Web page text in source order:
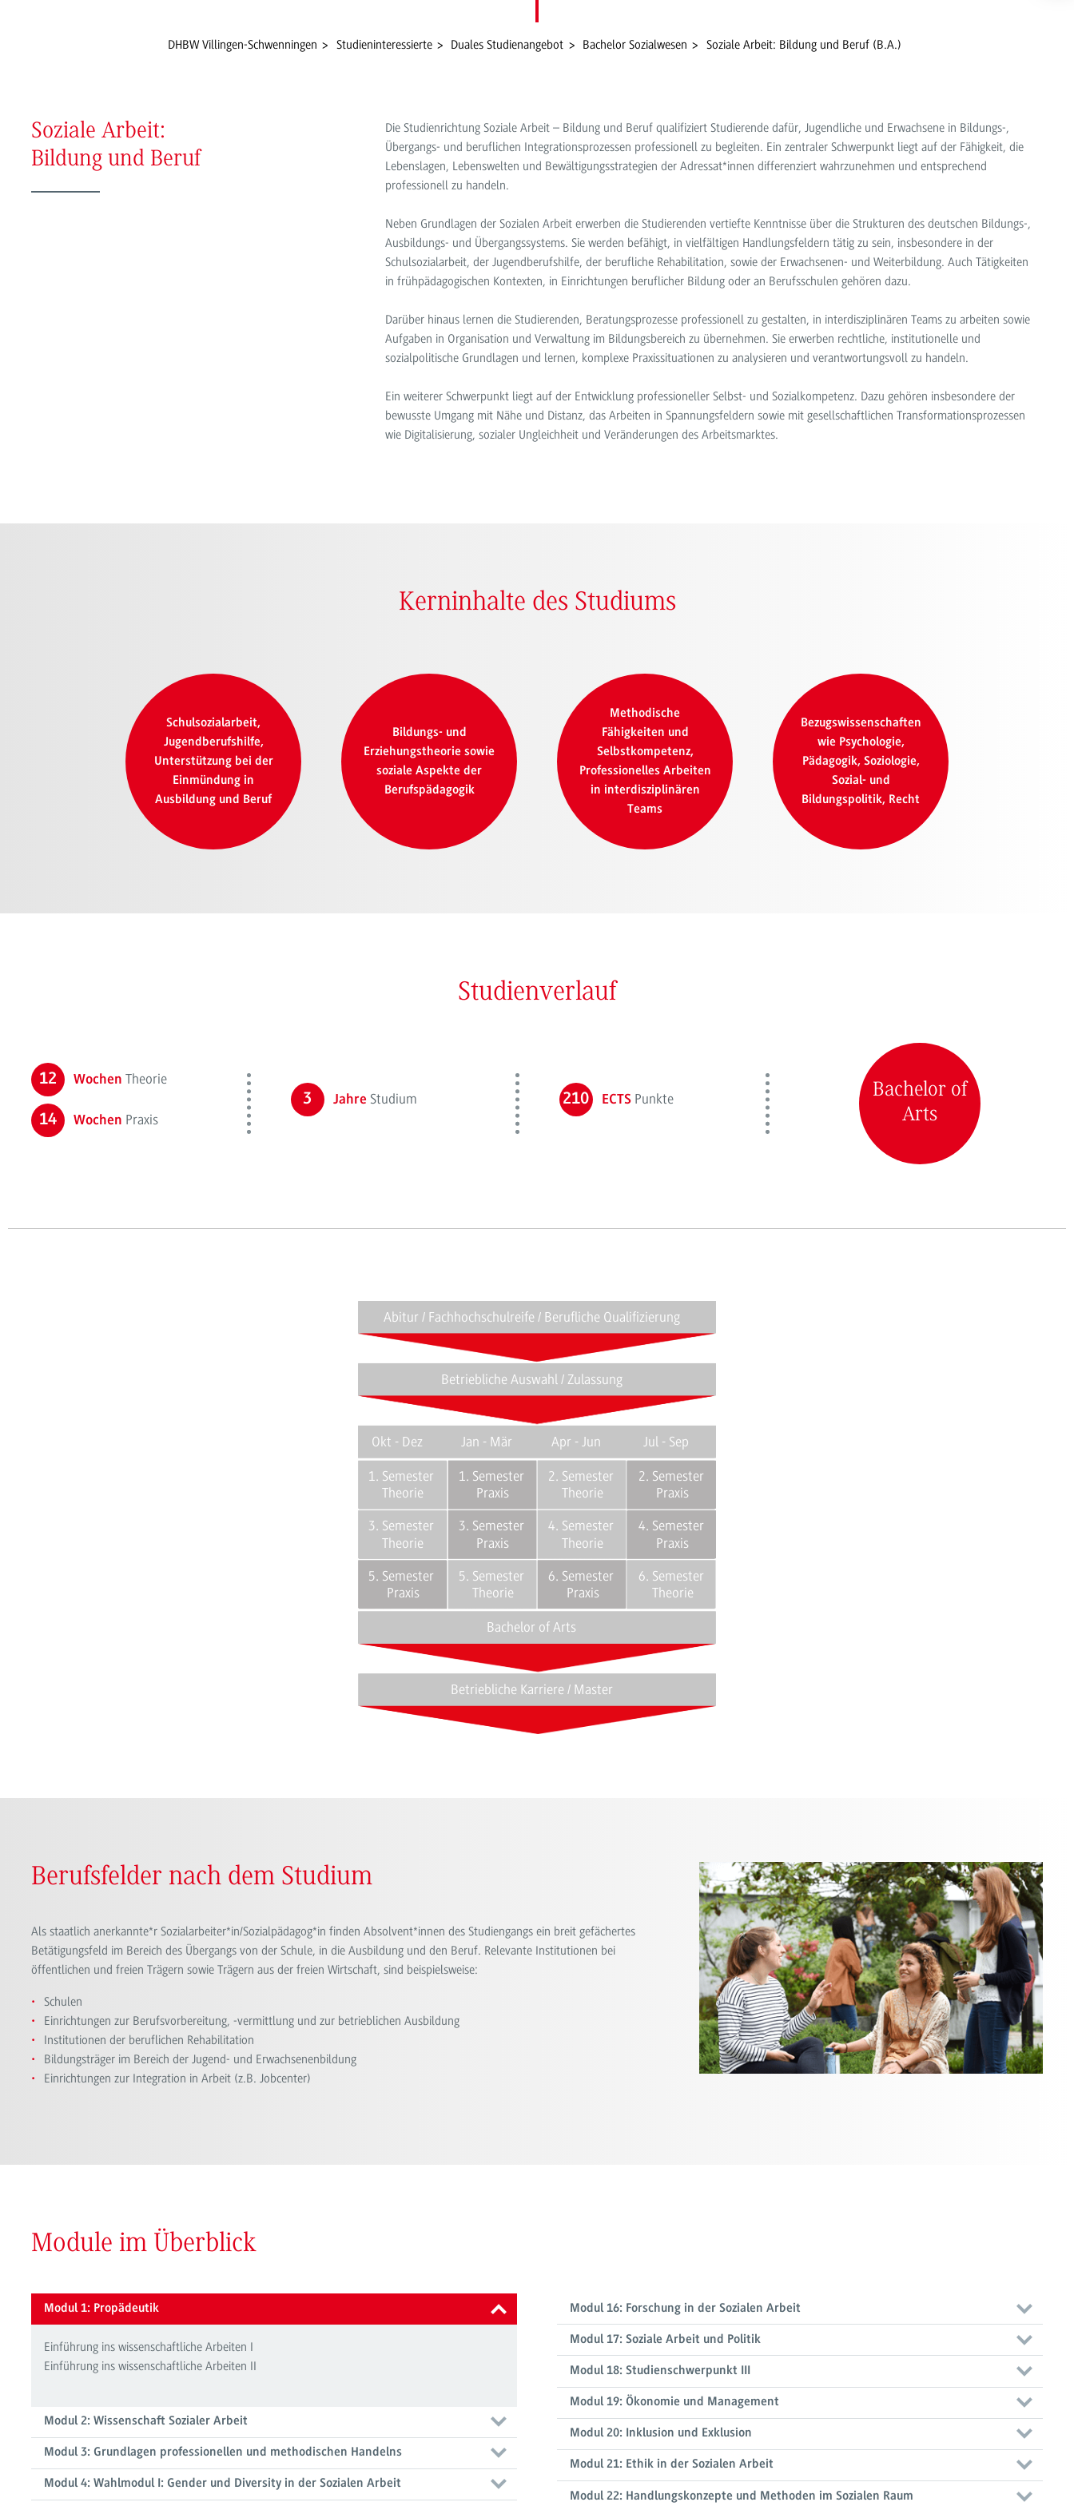
DHBW Villingen-Schwenningen Studieninteressierte Duales Studienangebot Bachelor Sozialwesen Soziale Arbeit: Bildung und Beruf (B.A.)
Soziale Arbeit:
Bildung und Beruf
Die Studienrichtung Soziale Arbeit – Bildung und Beruf qualifiziert Studierende dafür, Jugendliche und Erwachsene in Bildungs-,
Übergangs- und beruflichen Integrationsprozessen professionell zu begleiten. Ein zentraler Schwerpunkt liegt auf der Fähigkeit, die
Lebenslagen, Lebenswelten und Bewältigungsstrategien der Adressat*innen differenziert wahrzunehmen und entsprechend
professionell zu handeln.
Neben Grundlagen der Sozialen Arbeit erwerben die Studierenden vertiefte Kenntnisse über die Strukturen des deutschen Bildungs-,
Ausbildungs- und Übergangssystems. Sie werden befähigt, in vielfältigen Handlungsfeldern tätig zu sein, insbesondere in der
Schulsozialarbeit, der Jugendberufshilfe, der berufliche Rehabilitation, sowie der Erwachsenen- und Weiterbildung. Auch Tätigkeiten
in frühpädagogischen Kontexten, in Einrichtungen beruflicher Bildung oder an Berufsschulen gehören dazu.
Darüber hinaus lernen die Studierenden, Beratungsprozesse professionell zu gestalten, in interdisziplinären Teams zu arbeiten sowie
Aufgaben in Organisation und Verwaltung im Bildungsbereich zu übernehmen. Sie erwerben rechtliche, institutionelle und
sozialpolitische Grundlagen und lernen, komplexe Praxissituationen zu analysieren und verantwortungsvoll zu handeln.
Ein weiterer Schwerpunkt liegt auf der Entwicklung professioneller Selbst- und Sozialkompetenz. Dazu gehören insbesondere der
bewusste Umgang mit Nähe und Distanz, das Arbeiten in Spannungsfeldern sowie mit gesellschaftlichen Transformationsprozessen
wie Digitalisierung, sozialer Ungleichheit und Veränderungen des Arbeitsmarktes.
Kerninhalte des Studiums
Schulsozialarbeit,
Jugendberufshilfe,
Unterstützung bei der
Einmündung in
Ausbildung und Beruf
Bildungs- und
Erziehungstheorie sowie
soziale Aspekte der
Berufspädagogik
Methodische
Fähigkeiten und
Selbstkompetenz,
Professionelles Arbeiten
in interdisziplinären
Teams
Bezugswissenschaften
wie Psychologie,
Pädagogik, Soziologie,
Sozial- und
Bildungspolitik, Recht
Studienverlauf
12 Wochen Theorie
14 Wochen Praxis
3 Jahre Studium 210 ECTSPunkte
Bachelor of
Arts
Abitur / Fachhochschulreife / Berufliche Qualifizierung
Betriebliche Auswahl / Zulassung
Bachelor of Arts
Betriebliche Karriere / Master
Okt - Dez
1. Semester
Theorie
3. Semester
Theorie
5. Semester
Praxis
1. Semester
Praxis
3. Semester
Praxis
5. Semester
Theorie
2. Semester
Theorie
4. Semester
Theorie
6. Semester
Praxis
2. Semester
Praxis
4. Semester
Praxis
6. Semester
Theorie
Apr - Jun
Jan - Mär Jul - Sep
Berufsfelder nach dem Studium
Als staatlich anerkannte*r Sozialarbeiter*in/Sozialpädagog*in finden Absolvent*innen des Studiengangs ein breit gefächertes
Betätigungsfeld im Bereich des Übergangs von der Schule, in die Ausbildung und den Beruf. Relevante Institutionen bei
öffentlichen und freien Trägern sowie Trägern aus der freien Wirtschaft, sind beispielsweise:
Schulen
Einrichtungen zur Berufsvorbereitung, -vermittlung und zur betrieblichen Ausbildung
Institutionen der beruflichen Rehabilitation
Bildungsträger im Bereich der Jugend- und Erwachsenenbildung
Einrichtungen zur Integration in Arbeit (z.B. Jobcenter)
Module im Überblick
Modul 1: Propädeutik
Einführung ins wissenschaftliche Arbeiten I
Einführung ins wissenschaftliche Arbeiten II
Modul 2: Wissenschaft Sozialer Arbeit
Modul 3: Grundlagen professionellen und methodischen Handelns
Modul 4: Wahlmodul I: Gender und Diversity in der Sozialen Arbeit
Modul 16: Forschung in der Sozialen Arbeit
Modul 17: Soziale Arbeit und Politik
Modul 18: Studienschwerpunkt III
Modul 19: Ökonomie und Management
Modul 20: Inklusion und Exklusion
Modul 21: Ethik in der Sozialen Arbeit
Modul 22: Handlungskonzepte und Methoden im Sozialen Raum